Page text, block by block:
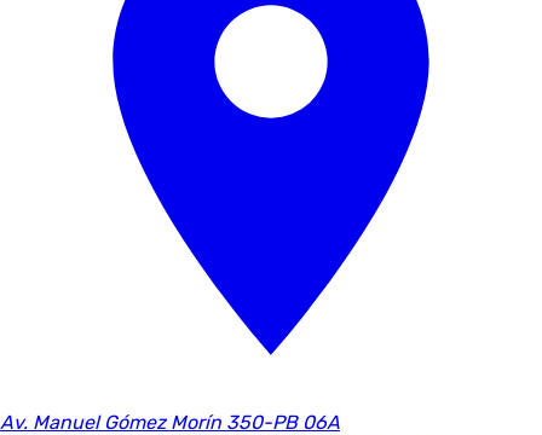
Av. Manuel Gómez Morín 350-PB 06A